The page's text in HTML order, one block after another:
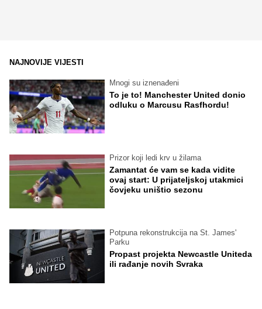
NAJNOVIJE VIJESTI
Mnogi su iznenađeni
To je to! Manchester United donio
odluku o Marcusu Rasfhordu!
Prizor koji ledi krv u žilama
Zamantat će vam se kada vidite
ovaj start: U prijateljskoj utakmici
čovjeku uništio sezonu
Potpuna rekonstrukcija na St. James'
Parku
Propast projekta Newcastle Uniteda
ili rađanje novih Svraka